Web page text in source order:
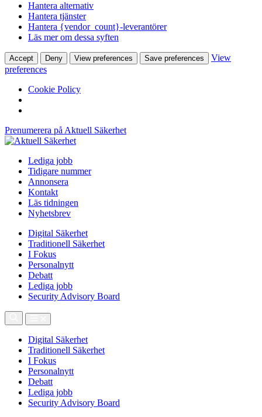
Hantera alternativ
Hantera tjänster
Hantera {vendor_count}-leverantörer
Läs mer om dessa syften
Accept Deny View preferences Save preferences
View
preferences
Cookie Policy
Prenumerera på Aktuell Säkerhet
Lediga jobb
Tidigare nummer
Annonsera
Kontakt
Läs tidningen
Nyhetsbrev
Digital Säkerhet
Traditionell Säkerhet
I Fokus
Personalnytt
Debatt
Lediga jobb
Security Advisory Board
Digital Säkerhet
Traditionell Säkerhet
I Fokus
Personalnytt
Debatt
Lediga jobb
Security Advisory Board